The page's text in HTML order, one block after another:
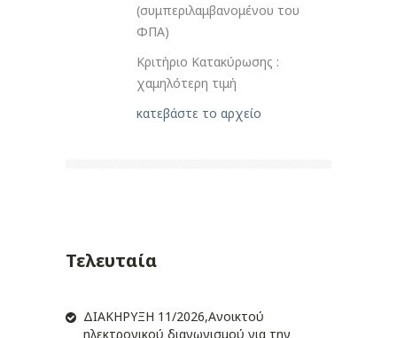
(συμπεριλαμβανομένου του
ΦΠΑ)
Κριτήριο Κατακύρωσης :
χαμηλότερη τιμή
κατεβάστε το αρχείο
Τελευταία
ΔIΑΚΗΡΥΞΗ 11/2026,Ανοικτού
ηλεκτρονικού διαγωνισμού για την